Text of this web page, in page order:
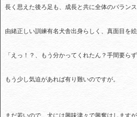
長く思えた後ろ足も、成長と共に全体のバランス
由緒正しい訓練有名犬舎出身らしく、真面目を絵
「えっ！？、もう分かってくれたん？手間要ら
もう少し気迫があれば有り難いのですが。
まだ若いので、犬には興味津々で興奮はします